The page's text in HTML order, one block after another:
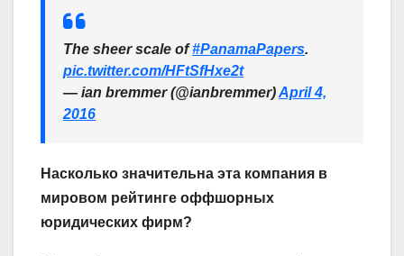
The sheer scale of#PanamaPapers.
pic.twitter.com/HFtSfHxe2t
— ian bremmer (@ianbremmer)April 4,
2016
Насколько значительна эта компания в
мировом рейтинге оффшорных
юридических фирм?